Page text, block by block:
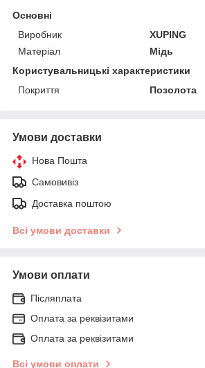
Основні
Виробник
XUPING
Матеріал
Мідь
Користувальницькі характеристики
Покриття
Позолота
Умови доставки
Нова Пошта
Самовивіз
Доставка поштою
Всі умови доставки
Умови оплати
Післяплата
Оплата за реквізитами
Оплата за реквізитами
Всі умови оплати